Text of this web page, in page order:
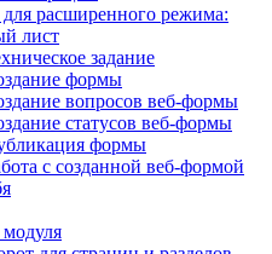
расширенного режима:
лист
задание
формы
вопросов веб-формы
статусов веб-формы
формы
с созданной веб-формой